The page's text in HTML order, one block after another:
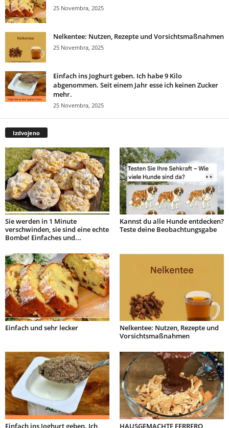
25 Novembra, 2025
Nelkentee: Nutzen, Rezepte und Vorsichtsmaßnahmen
25 Novembra, 2025
Einfach ins Joghurt geben. Ich habe 9 Kilo
abgenommen. Seit einem Jahr esse ich keinen Zucker
mehr.
25 Novembra, 2025
Izdvojeno
Sie werden in 1 Minute
verschwinden, sie sind eine echte
Bombe! Einfaches und...
Kannst du alle Hunde entdecken?
Teste deine Beobachtungsgabe
Einfach und sehr lecker
Nelkentee: Nutzen, Rezepte und
Vorsichtsmaßnahmen
Einfach ins Joghurt geben. Ich HAUSGEMACHTE FERRERO